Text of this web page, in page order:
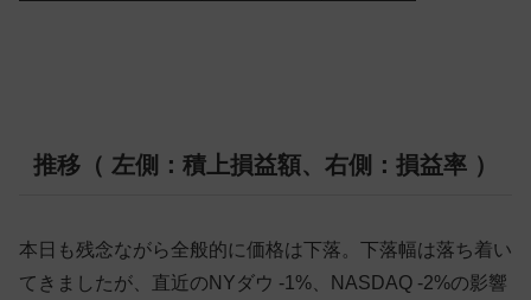
推移（ 左側：積上損益額、右側：損益率 ）
本日も残念ながら全般的に価格は下落。下落幅は落ち着い
てきましたが、直近のNYダウ -1%、NASDAQ -2%の影響